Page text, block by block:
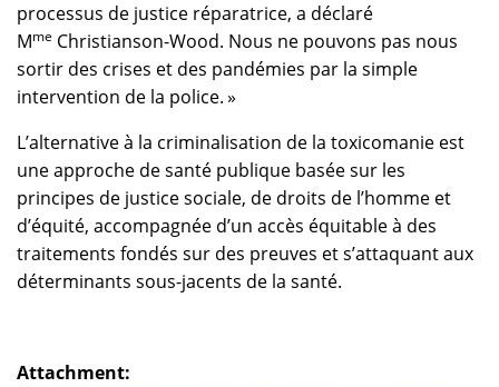
processus de justice réparatrice, a déclaré
Mme Christianson-Wood. Nous ne pouvons pas nous
sortir des crises et des pandémies par la simple
intervention de la police. »
L’alternative à la criminalisation de la toxicomanie est
une approche de santé publique basée sur les
principes de justice sociale, de droits de l’homme et
d’équité, accompagnée d’un accès équitable à des
traitements fondés sur des preuves et s’attaquant aux
déterminants sous-jacents de la santé.
Attachment: